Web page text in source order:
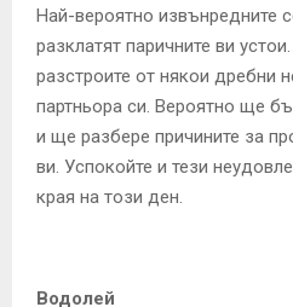
Най-вероятно извънредните
разклатят паричните ви
разстроите от някои дребни
партньора си. Вероятно ще
и ще разбере причините за
ви. Успокойте и тези
края на този ден.
Водолей